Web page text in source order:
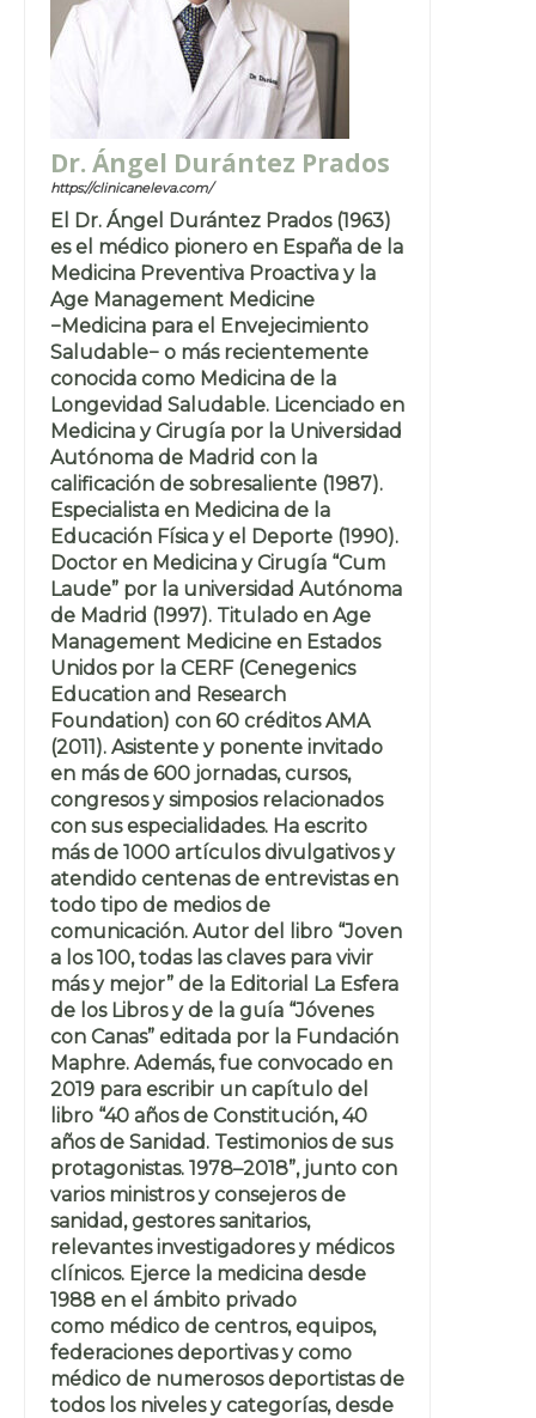
Dr. Ángel Durántez Prados
https://clinicaneleva.com/
El Dr. Ángel Durántez Prados (1963)
es el médico pionero en España de la
Medicina Preventiva Proactiva y la
Age Management Medicine
−Medicina para el Envejecimiento
Saludable− o más recientemente
conocida como Medicina de la
Longevidad Saludable. Licenciado en
Medicina y Cirugía por la Universidad
Autónoma de Madrid con la
calificación de sobresaliente (1987).
Especialista en Medicina de la
Educación Física y el Deporte (1990).
Doctor en Medicina y Cirugía “Cum
Laude” por la universidad Autónoma
de Madrid (1997). Titulado en Age
Management Medicine en Estados
Unidos por la CERF (Cenegenics
Education and Research
Foundation) con 60 créditos AMA
(2011). Asistente y ponente invitado
en más de 600 jornadas, cursos,
congresos y simposios relacionados
con sus especialidades. Ha escrito
más de 1000 artículos divulgativos y
atendido centenas de entrevistas en
todo tipo de medios de
comunicación. Autor del libro “Joven
a los 100, todas las claves para vivir
más y mejor” de la Editorial La Esfera
de los Libros y de la guía “Jóvenes
con Canas” editada por la Fundación
Maphre. Además, fue convocado en
2019 para escribir un capítulo del
libro “40 años de Constitución, 40
años de Sanidad. Testimonios de sus
protagonistas. 1978–2018”, junto con
varios ministros y consejeros de
sanidad, gestores sanitarios,
relevantes investigadores y médicos
clínicos. Ejerce la medicina desde
1988 en el ámbito privado
como médico de centros, equipos,
federaciones deportivas y como
médico de numerosos deportistas de
todos los niveles y categorías, desde